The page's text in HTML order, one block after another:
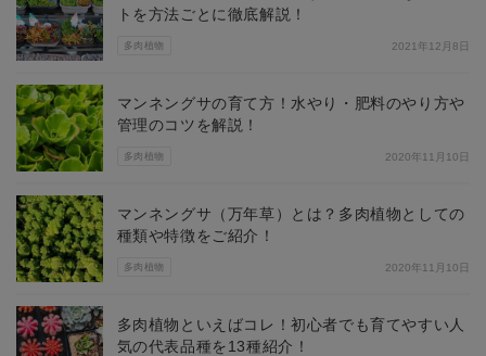
多肉植物
トを方法ごとに徹底解説！
2021年12月8日
多肉植物
マンネングサの育て方！水やり・肥料のやり方や
管理のコツを解説！
2020年11月10日
多肉植物
マンネングサ（万年草）とは？多肉植物としての
種類や特徴をご紹介！
2020年11月10日
多肉植物といえばコレ！初心者でも育てやすい人
気の代表品種を13種紹介！